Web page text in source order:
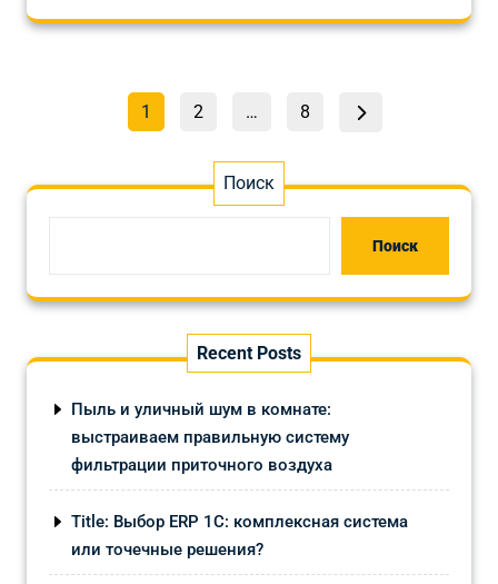
Пагинация
Страница
1 Страница
2 … Страница
8
Поиск
Поиск
Recent Posts
Пыль и уличный шум в комнате:
выстраиваем правильную систему
фильтрации приточного воздуха
Title: Выбор ERP 1С: комплексная система
или точечные решения?